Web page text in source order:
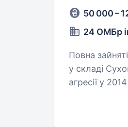
50 000 –
24 ОМБр
Повна зайнятість. 24 ОМБр — військове з‘єднання
у складі
агресії у